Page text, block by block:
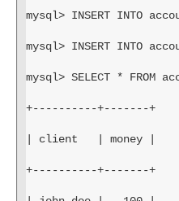
mysql> INSERT INTO
mysql> INSERT INTO
mysql> SELECT * FROM
+----------+-------+
| client   | money |
+----------+-------+